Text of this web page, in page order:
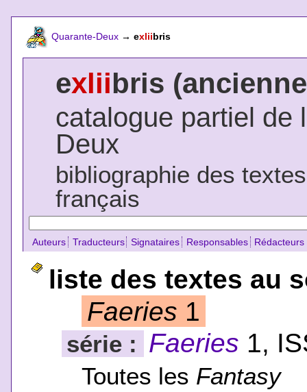
Quarante-Deux → exliibris
exliibris
catalogue partiel de
Deux
bibliographie des
français
Auteurs Traducteurs Signataires Responsables Rédacteurs
liste des textes au
Faeries 1
série : Faeries 1,
Toutes les Fantasy